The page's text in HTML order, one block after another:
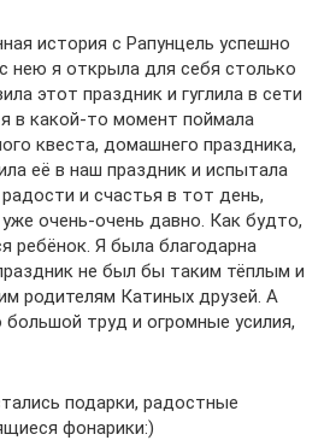
история с Рапунцель успешно
нею я открыла для себя столько
этот праздник и гуглила в сети
в какой-то момент поймала
квеста, домашнего праздника,
её в наш праздник и испытала
и счастья в тот день,
очень-очень давно. Как будто,
ребёнок. Я была благодарна
не был бы таким тёплым и
родителям Катиных друзей. А
труд и огромные усилия,
подарки, радостные
фонарики:)